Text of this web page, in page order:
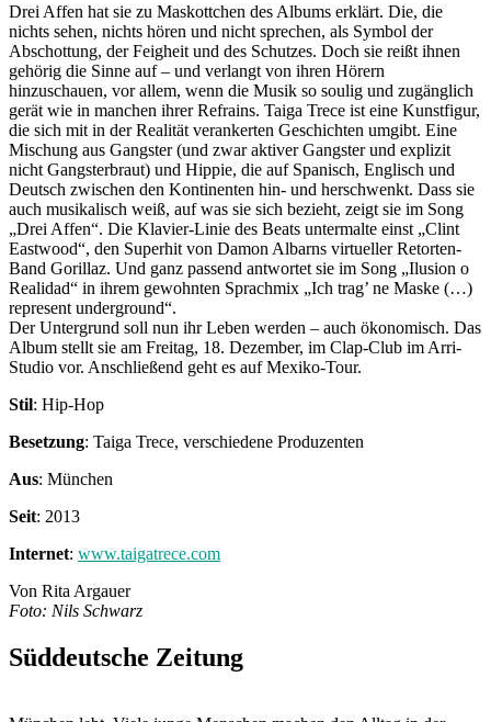
Drei Affen hat sie zu Maskottchen des Albums erklärt. Die, die
nichts sehen, nichts hören und nicht sprechen, als Symbol der
Abschottung, der Feigheit und des Schutzes. Doch sie reißt ihnen
gehörig die Sinne auf – und verlangt von ihren Hörern
hinzuschauen, vor allem, wenn die Musik so soulig und zugänglich
gerät wie in manchen ihrer Refrains. Taiga Trece ist eine Kunstfigur,
die sich mit in der Realität verankerten Geschichten umgibt. Eine
Mischung aus Gangster (und zwar aktiver Gangster und explizit
nicht Gangsterbraut) und Hippie, die auf Spanisch, Englisch und
Deutsch zwischen den Kontinenten hin- und herschwenkt. Dass sie
auch musikalisch weiß, auf was sie sich bezieht, zeigt sie im Song
„Drei Affen“. Die Klavier-Linie des Beats untermalte einst „Clint
Eastwood“, den Superhit von Damon Albarns virtueller Retorten-
Band Gorillaz. Und ganz passend antwortet sie im Song „Ilusion o
Realidad“ in ihrem gewohnten Sprachmix „Ich trag’ ne Maske (…)
represent underground“.
Der Untergrund soll nun ihr Leben werden – auch ökonomisch. Das
Album stellt sie am Freitag, 18. Dezember, im Clap-Club im Arri-
Studio vor. Anschließend geht es auf Mexiko-Tour.
Stil: Hip-Hop
Besetzung: Taiga Trece, verschiedene Produzenten
Aus: München
Seit: 2013
Internet: www.taigatrece.com
Von Rita Argauer
Foto: Nils Schwarz
Süddeutsche Zeitung